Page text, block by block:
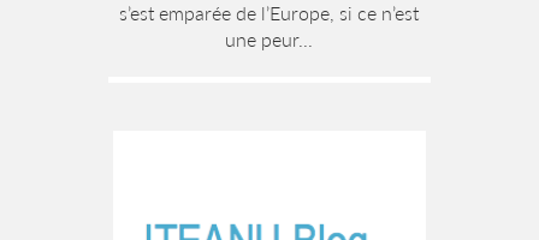
s’est emparée de l’Europe, si ce n’est
une peur...